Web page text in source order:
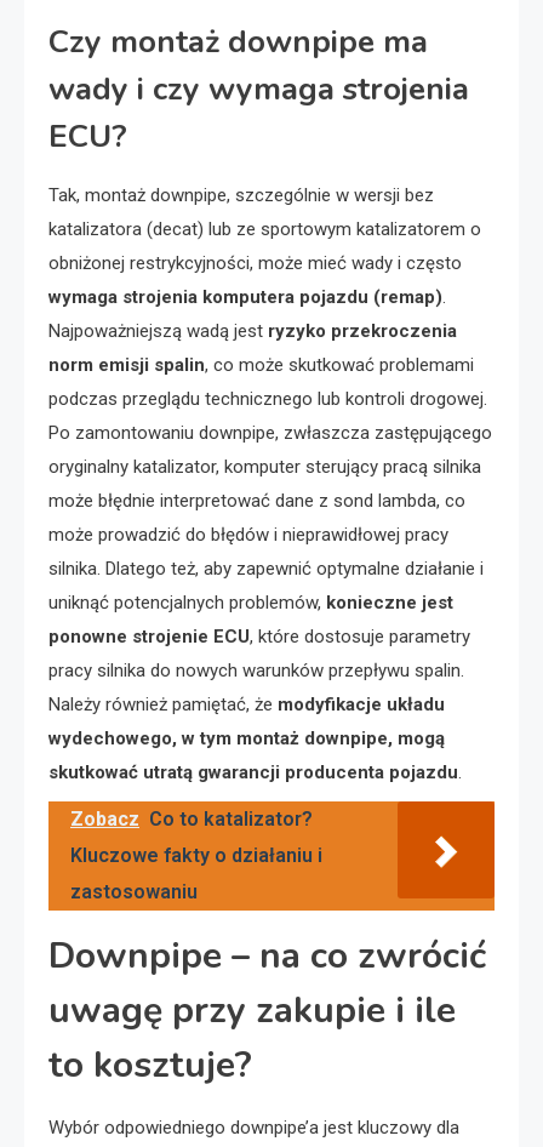
Czy montaż downpipe ma
wady i czy wymaga strojenia
ECU?
Tak, montaż downpipe, szczególnie w wersji bez
katalizatora (decat) lub ze sportowym katalizatorem o
obniżonej restrykcyjności, może mieć wady i często
wymaga strojenia komputera pojazdu (remap).
Najpoważniejszą wadą jest ryzyko przekroczenia
norm emisji spalin, co może skutkować problemami
podczas przeglądu technicznego lub kontroli drogowej.
Po zamontowaniu downpipe, zwłaszcza zastępującego
oryginalny katalizator, komputer sterujący pracą silnika
może błędnie interpretować dane z sond lambda, co
może prowadzić do błędów i nieprawidłowej pracy
silnika. Dlatego też, aby zapewnić optymalne działanie i
uniknąć potencjalnych problemów, konieczne jest
ponowne strojenie ECU, które dostosuje parametry
pracy silnika do nowych warunków przepływu spalin.
Należy również pamiętać, że modyfikacje układu
wydechowego, w tym montaż downpipe, mogą
skutkować utratą gwarancji producenta pojazdu.
Zobacz Co to katalizator?
Kluczowe fakty o działaniu i
zastosowaniu
Downpipe – na co zwrócić
uwagę przy zakupie i ile
to kosztuje?
Wybór odpowiedniego downpipe’a jest kluczowy dla